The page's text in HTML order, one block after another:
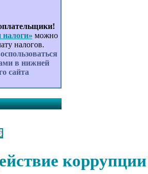
налоги» можно
налогов.
в нижней
сайта
коррупции